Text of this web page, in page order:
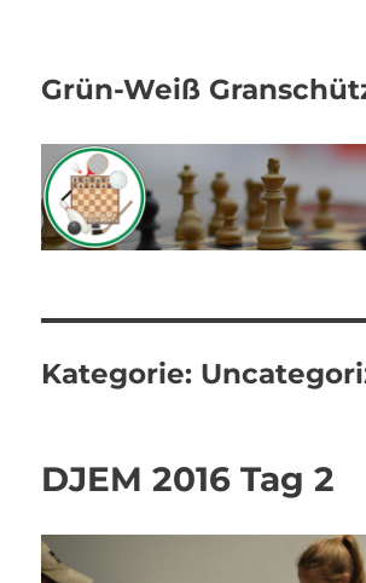
Grün-Weiß
Kategorie:
DJEM 2016 Tag 2